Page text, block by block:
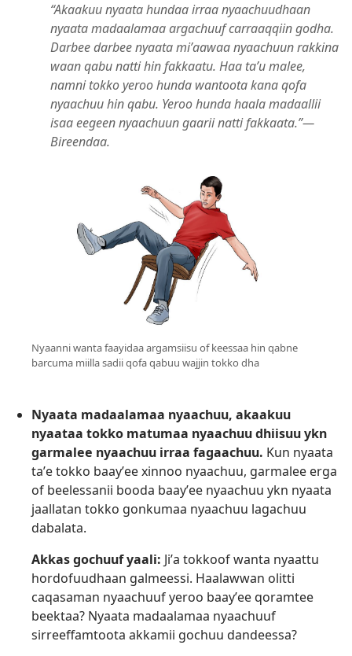
“Akaakuu nyaata hundaa irraa nyaachuudhaan
nyaata madaalamaa argachuuf carraaqqiin godha.
Darbee darbee nyaata miʼaawaa nyaachuun rakkina
waan qabu natti hin fakkaatu. Haa taʼu malee,
namni tokko yeroo hunda wantoota kana qofa
nyaachuu hin qabu. Yeroo hunda haala madaallii
isaa eegeen nyaachuun gaarii natti fakkaata.”—
Bireendaa.
Nyaanni wanta faayidaa argamsiisu of keessaa hin qabne
barcuma miilla sadii qofa qabuu wajjin tokko dha
Nyaata madaalamaa nyaachuu, akaakuu
nyaataa tokko matumaa nyaachuu dhiisuu ykn
garmalee nyaachuu irraa fagaachuu. Kun nyaata
taʼe tokko baayʼee xinnoo nyaachuu, garmalee erga
of beelessanii booda baayʼee nyaachuu ykn nyaata
jaallatan tokko gonkumaa nyaachuu lagachuu
dabalata.
Akkas gochuuf yaali: Jiʼa tokkoof wanta nyaattu
hordofuudhaan galmeessi. Haalawwan olitti
caqasaman nyaachuuf yeroo baayʼee qoramtee
beektaa? Nyaata madaalamaa nyaachuuf
sirreeffamtoota akkamii gochuu dandeessa?